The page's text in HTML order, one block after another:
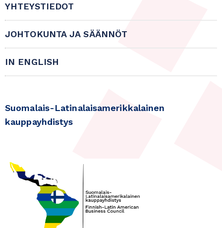
YHTEYSTIEDOT
JOHTOKUNTA JA SÄÄNNÖT
IN ENGLISH
Suomalais-Latinalaisamerikkalainen
kauppayhdistys